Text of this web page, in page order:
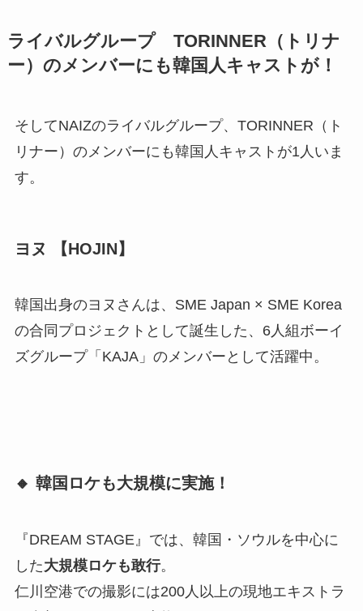
ライバルグループ TORINNER（トリナ
ー）のメンバーにも韓国人キャストが！
そしてNAIZのライバルグループ、TORINNER（ト
リナー）のメンバーにも韓国人キャストが1人いま
す。
ヨヌ 【HOJIN】
韓国出身のヨヌさんは、SME Japan × SME Korea
の合同プロジェクトとして誕生した、6人組ボーイ
ズグループ「KAJA」のメンバーとして活躍中。
🔸 韓国ロケも大規模に実施！
『DREAM STAGE』では、韓国・ソウルを中心に
した大規模ロケも敢行。
仁川空港での撮影には200人以上の現地エキストラ